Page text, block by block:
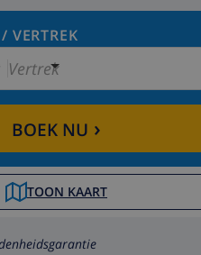
/ VERTREK
Vertrek
BOEK NU ›
TOON KAART